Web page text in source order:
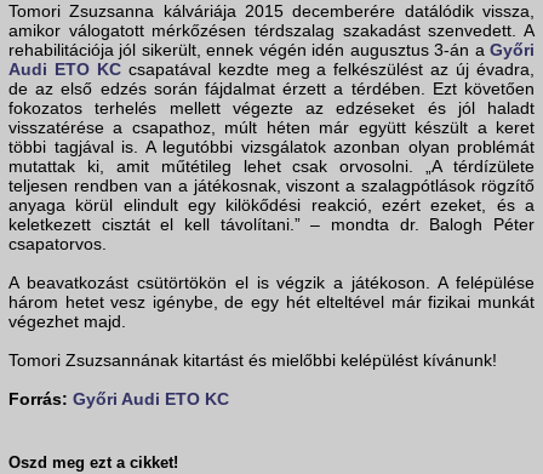
Tomori Zsuzsanna kálváriája 2015 decemberére datálódik vissza,
amikor válogatott mérkőzésen térdszalag szakadást szenvedett. A
rehabilitációja jól sikerült, ennek végén idén augusztus 3-án a Győri
Audi ETO KCcsapatával kezdte meg a felkészülést az új évadra,
de az első edzés során fájdalmat érzett a térdében. Ezt követően
fokozatos terhelés mellett végezte az edzéseket és jól haladt
visszatérése a csapathoz, múlt héten már együtt készült a keret
többi tagjával is. A legutóbbi vizsgálatok azonban olyan problémát
mutattak ki, amit műtétileg lehet csak orvosolni. „A térdízülete
teljesen rendben van a játékosnak, viszont a szalagpótlások rögzítő
anyaga körül elindult egy kilökődési reakció, ezért ezeket, és a
keletkezett cisztát el kell távolítani.” – mondta dr. Balogh Péter
csapatorvos.
A beavatkozást csütörtökön el is végzik a játékoson. A felépülése
három hetet vesz igénybe, de egy hét elteltével már fizikai munkát
végezhet majd.
Tomori Zsuzsannának kitartást és mielőbbi kelépülést kívánunk!
Forrás: Győri Audi ETO KC
Oszd meg ezt a cikket!